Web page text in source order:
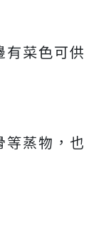
菜色可供
蒸物，也